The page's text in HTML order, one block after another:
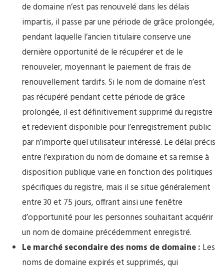
de domaine n’est pas renouvelé dans les délais
impartis, il passe par une période de grâce prolongée,
pendant laquelle l’ancien titulaire conserve une
dernière opportunité de le récupérer et de le
renouveler, moyennant le paiement de frais de
renouvellement tardifs. Si le nom de domaine n’est
pas récupéré pendant cette période de grâce
prolongée, il est définitivement supprimé du registre
et redevient disponible pour l’enregistrement public
par n’importe quel utilisateur intéressé. Le délai précis
entre l’expiration du nom de domaine et sa remise à
disposition publique varie en fonction des politiques
spécifiques du registre, mais il se situe généralement
entre 30 et 75 jours, offrant ainsi une fenêtre
d’opportunité pour les personnes souhaitant acquérir
un nom de domaine précédemment enregistré.
Le marché secondaire des noms de domaine : Les
noms de domaine expirés et supprimés, qui